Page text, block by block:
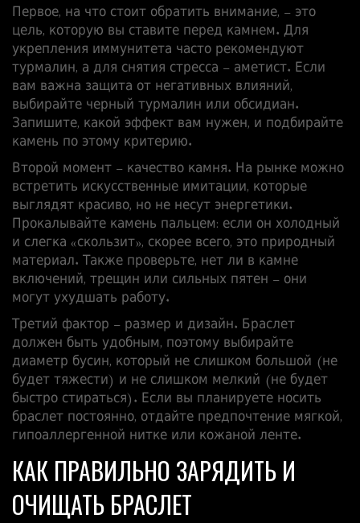
Первое, на что стоит обратить внимание, – это
цель, которую вы ставите перед камнем. Для
укрепления иммунитета часто рекомендуют
турмалин, а для снятия стресса – аметист. Если
вам важна защита от негативных влияний,
выбирайте черный турмалин или обсидиан.
Запишите, какой эффект вам нужен, и подбирайте
камень по этому критерию.
Второй момент – качество камня. На рынке можно
встретить искусственные имитации, которые
выглядят красиво, но не несут энергетики.
Прокалывайте камень пальцем: если он холодный
и слегка «скользит», скорее всего, это природный
материал. Также проверьте, нет ли в камне
включений, трещин или сильных пятен – они
могут ухудшать работу.
Третий фактор – размер и дизайн. Браслет
должен быть удобным, поэтому выбирайте
диаметр бусин, который не слишком большой (не
будет тяжести) и не слишком мелкий (не будет
быстро стираться). Если вы планируете носить
браслет постоянно, отдайте предпочтение мягкой,
гипоаллергенной нитке или кожаной ленте.
КАК ПРАВИЛЬНО ЗАРЯДИТЬ И
ОЧИЩАТЬ БРАСЛЕТ